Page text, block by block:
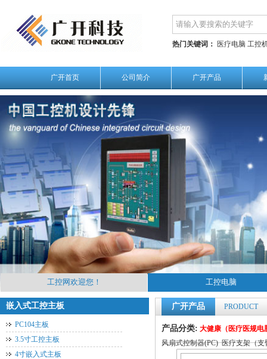
热门关键词： 医疗电脑 工控
广开首页 公司简介 广开产品
工控网欢迎您！ 工控电脑
嵌入式工控主板
PC104主板
3.5寸工控主板
4寸嵌入式主板
广开产品 PRODUCT
产品分类: 大健康（医疗医规电
风扇式控制器(PC) 医疗支架（支